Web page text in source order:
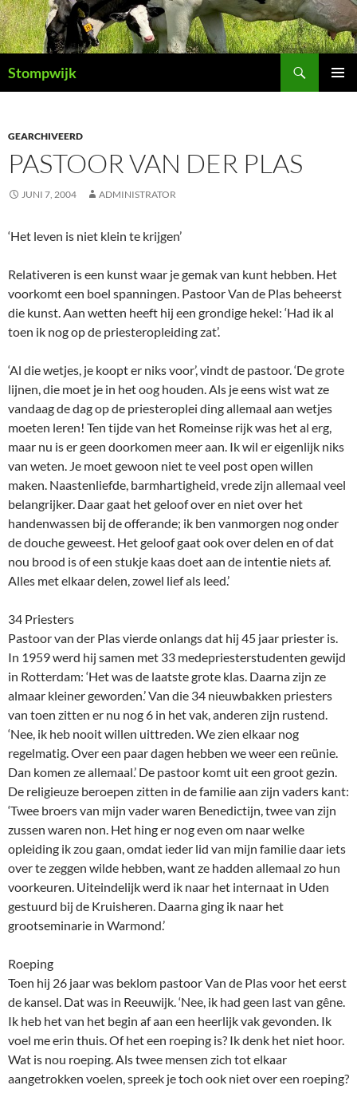
Ga
naar
de
inhoud
Stompwijk
GEARCHIVEERD
PASTOOR VAN DER PLAS
JUNI 7, 2004 ADMINISTRATOR
‘Het leven is niet klein te krijgen’
Relativeren is een kunst waar je gemak van kunt hebben. Het
voorkomt een boel spanningen. Pastoor Van de Plas beheerst
die kunst. Aan wetten heeft hij een grondige hekel: ‘Had ik al
toen ik nog op de priesteropleiding zat’.
‘Al die wetjes, je koopt er niks voor’, vindt de pastoor. ‘De grote
lijnen, die moet je in het oog houden. Als je eens wist wat ze
vandaag de dag op de priesteroplei ding allemaal aan wetjes
moeten leren! Ten tijde van het Romeinse rijk was het al erg,
maar nu is er geen doorkomen meer aan. Ik wil er eigenlijk niks
van weten. Je moet gewoon niet te veel post open willen
maken. Naastenliefde, barmhartigheid, vrede zijn allemaal veel
belangrijker. Daar gaat het geloof over en niet over het
handenwassen bij de offerande; ik ben vanmorgen nog onder
de douche geweest. Het geloof gaat ook over delen en of dat
nou brood is of een stukje kaas doet aan de intentie niets af.
Alles met elkaar delen, zowel lief als leed.’
34 Priesters
Pastoor van der Plas vierde onlangs dat hij 45 jaar priester is.
In 1959 werd hij samen met 33 medepriesterstudenten gewijd
in Rotterdam: ‘Het was de laatste grote klas. Daarna zijn ze
almaar kleiner geworden.’ Van die 34 nieuwbakken priesters
van toen zitten er nu nog 6 in het vak, anderen zijn rustend.
‘Nee, ik heb nooit willen uittreden. We zien elkaar nog
regelmatig. Over een paar dagen hebben we weer een reünie.
Dan komen ze allemaal.’ De pastoor komt uit een groot gezin.
De religieuze beroepen zitten in de familie aan zijn vaders kant:
‘Twee broers van mijn vader waren Benedictijn, twee van zijn
zussen waren non. Het hing er nog even om naar welke
opleiding ik zou gaan, omdat ieder lid van mijn familie daar iets
over te zeggen wilde hebben, want ze hadden allemaal zo hun
voorkeuren. Uiteindelijk werd ik naar het internaat in Uden
gestuurd bij de Kruisheren. Daarna ging ik naar het
grootseminarie in Warmond.’
Roeping
Toen hij 26 jaar was beklom pastoor Van de Plas voor het eerst
de kansel. Dat was in Reeuwijk. ‘Nee, ik had geen last van gêne.
Ik heb het van het begin af aan een heerlijk vak gevonden. Ik
voel me erin thuis. Of het een roeping is? Ik denk het niet hoor.
Wat is nou roeping. Als twee mensen zich tot elkaar
aangetrokken voelen, spreek je toch ook niet over een roeping?